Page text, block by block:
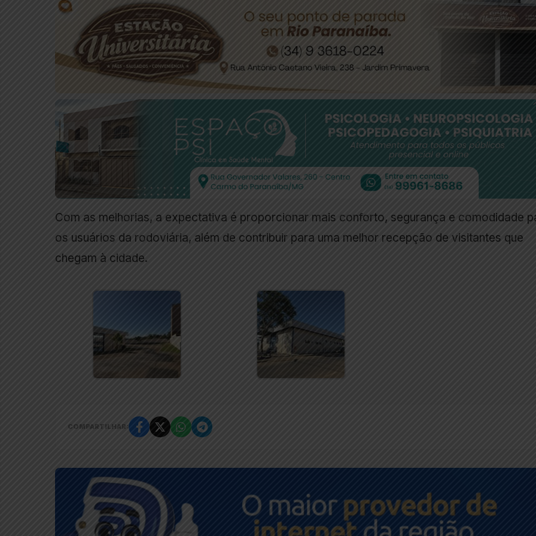
Com as melhorias, a expectativa é proporcionar mais conforto, segurança e comodidade
os usuários da rodoviária, além de contribuir para uma melhor recepção de visitantes que
chegam à cidade.
COMPARTILHAR: